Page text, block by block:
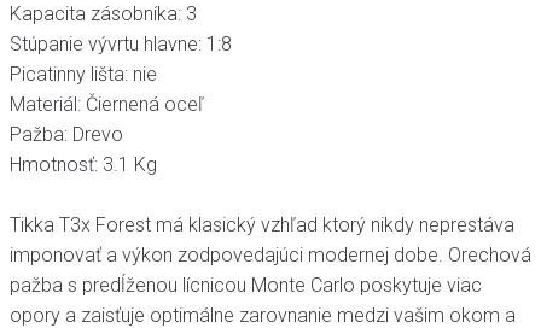
Kapacita zásobníka: 3
Stúpanie vývrtu hlavne: 1:8
Picatinny lišta: nie
Materiál: Čiernená oceľ
Pažba: Drevo
Hmotnosť: 3.1 Kg
Tikka T3x Forest má klasický vzhľad ktorý nikdy neprestáva
imponovať a výkon zodpovedajúci modernej dobe. Orechová
pažba s predĺženou lícnicou Monte Carlo poskytuje viac
opory a zaisťuje optimálne zarovnanie medzi vašim okom a